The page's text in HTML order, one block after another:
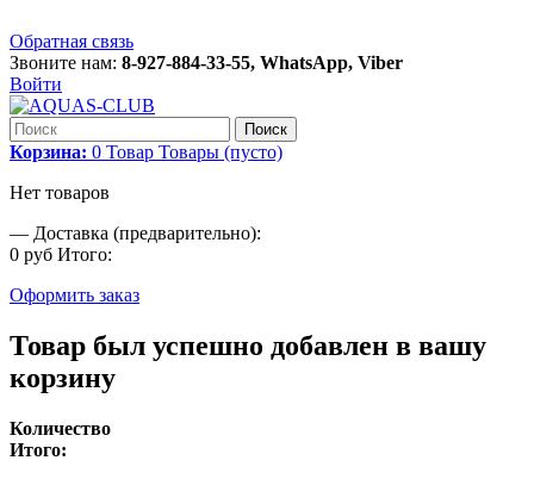
Обратная связь
Звоните нам: 8-927-884-33-55, WhatsApp, Viber
Войти
Поиск
Корзина: 0 Товар Товары (пусто)
Нет товаров
— Доставка (предварительно):
0 руб Итого:
Оформить заказ
Товар был успешно добавлен в вашу
корзину
Количество
Итого: